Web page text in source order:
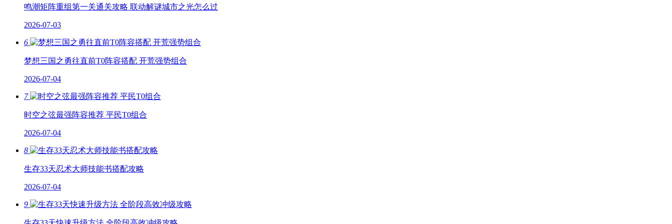
鸣潮矩阵重组第一关通关攻略 联动解谜城市之光怎么过
2026-07-03
6
梦想三国之勇往直前T0阵容搭配 开荒强势组合
2026-07-04
7
时空之弦最强阵容推荐 平民T0组合
2026-07-04
8
生存33天忍术大师技能书搭配攻略
2026-07-04
9